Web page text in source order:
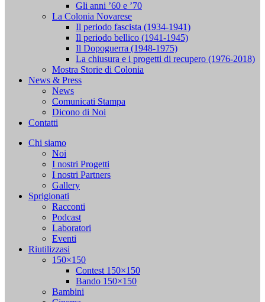
Gli anni ’60 e ’70
La Colonia Novarese
Il periodo fascista (1934-1941)
Il periodo bellico (1941-1945)
Il Dopoguerra (1948-1975)
La chiusura e i progetti di recupero (1976-2018)
Mostra Storie di Colonia
News & Press
News
Comunicati Stampa
Dicono di Noi
Contatti
Chi siamo
Noi
I nostri Progetti
I nostri Partners
Gallery
Sprigionati
Racconti
Podcast
Laboratori
Eventi
Riutilizzasi
150×150
Contest 150×150
Bando 150×150
Bambini